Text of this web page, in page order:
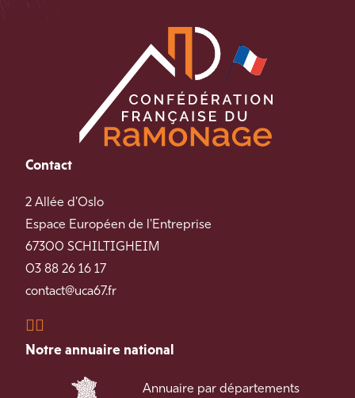
Contact
2 Allée d'Oslo
Espace Européen de l'Entreprise
67300 SCHILTIGHEIM
03 88 26 16 17
contact@uca67.fr
Notre annuaire national
Annuaire par départements